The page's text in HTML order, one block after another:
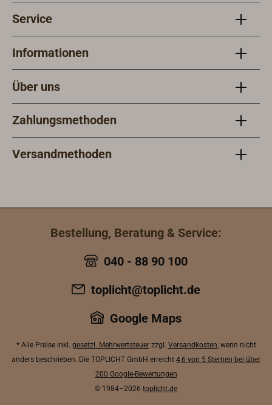
Service
Informationen
Über uns
Zahlungsmethoden
Versandmethoden
Bestellung, Beratung & Service:
040 - 88 90 100
toplicht@toplicht.de
Google Maps
* Alle Preise inkl. gesetzl. Mehrwertsteuerzzgl. Versandkosten, wenn nicht
anders beschrieben. Die TOPLICHT GmbH erreicht 4,6 von 5 Sternen bei über
200 Google-Bewertungen
© 1984–2026 toplicht.de